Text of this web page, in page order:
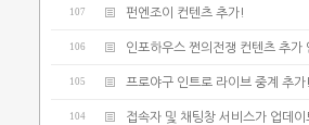
107 펀엔조이 컨텐츠 추가!
106 인포하우스 쩐의전쟁 컨텐츠 추가
105 프로야구 인트로 라이브 중계 추
104 접속자 및 채팅창 서비스가 업데